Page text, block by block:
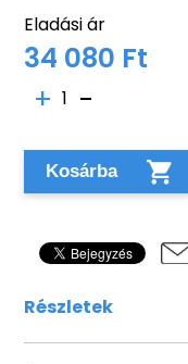
Eladási ár
34 080 Ft
1
Kosárba
Részletek